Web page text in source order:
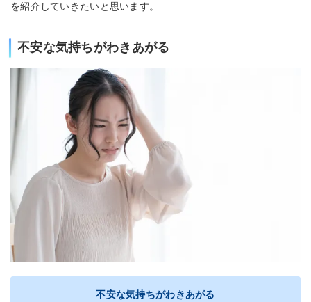
を紹介していきたいと思います。
不安な気持ちがわきあがる
不安な気持ちがわきあがる